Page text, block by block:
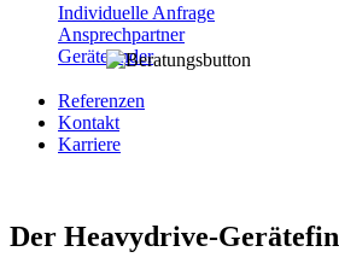
Individuelle Anfrage
Ansprechpartner
Gerätefinder
Referenzen
Kontakt
Karriere
Der Heavydrive-